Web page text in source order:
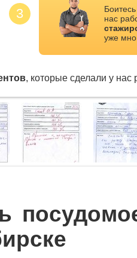
3
нас
уже
, которые сделали у нас